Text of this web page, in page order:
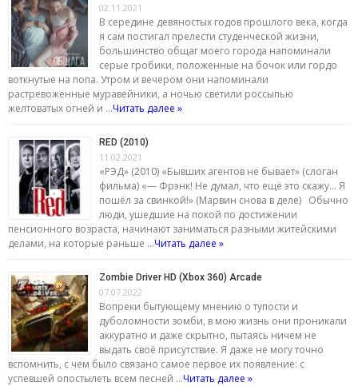
02.11.2021
В середине девяностых годов прошлого века, когда
я сам постигал прелести студенческой жизни,
большинство общаг моего города напоминали
серые гробики, положенные на бочок или гордо
воткнутые на попа. Утром и вечером они напоминали
растревоженные муравейники, а ночью светили россыпью
желтоватых огней и …Читать далее »
RED (2010)
11.02.2021
«РЭД» (2010) «Бывших агентов не бывает» (слоган
фильма) «— Фрэнк! Не думал, что ещё это скажу… Я
пошёл за свинкой!» (Марвин снова в деле) Обычно
люди, ушедшие на покой по достижении
пенсионного возраста, начинают заниматься разными житейскими
делами, на которые раньше …Читать далее »
Zombie Driver HD (Xbox 360) Arcade
07.07.2022
Вопреки бытующему мнению о тупости и
дуболомности зомби, в мою жизнь они проникали
аккуратно и даже скрытно, пытаясь ничем не
выдать своё присутствие. Я даже не могу точно
вспомнить, с чем было связано самое первое их появление: с
успевшей опостылеть всем песней …Читать далее »